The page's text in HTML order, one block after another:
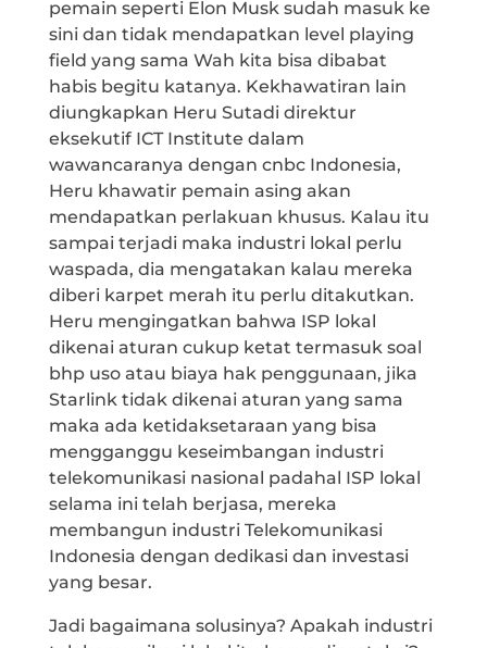
pemain seperti Elon Musk sudah masuk ke
sini dan tidak mendapatkan level playing
field yang sama Wah kita bisa dibabat
habis begitu katanya. Kekhawatiran lain
diungkapkan Heru Sutadi direktur
eksekutif ICT Institute dalam
wawancaranya dengan cnbc Indonesia,
Heru khawatir pemain asing akan
mendapatkan perlakuan khusus. Kalau itu
sampai terjadi maka industri lokal perlu
waspada, dia mengatakan kalau mereka
diberi karpet merah itu perlu ditakutkan.
Heru mengingatkan bahwa ISP lokal
dikenai aturan cukup ketat termasuk soal
bhp uso atau biaya hak penggunaan, jika
Starlink tidak dikenai aturan yang sama
maka ada ketidaksetaraan yang bisa
mengganggu keseimbangan industri
telekomunikasi nasional padahal ISP lokal
selama ini telah berjasa, mereka
membangun industri Telekomunikasi
Indonesia dengan dedikasi dan investasi
yang besar.
Jadi bagaimana solusinya? Apakah industri